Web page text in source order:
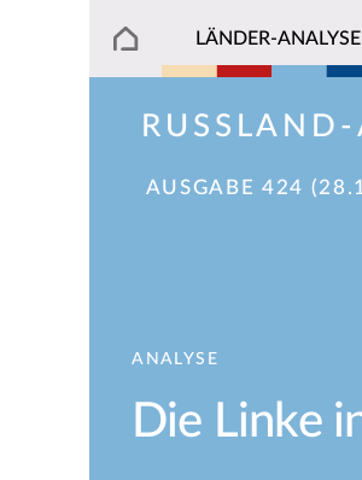
LÄNDER-
AUSGABE 424
ANALYSE
Die Linke